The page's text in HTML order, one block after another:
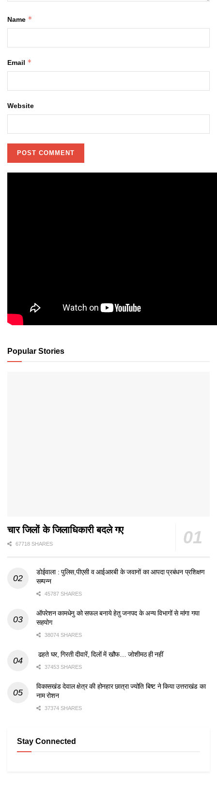
Name *
Email *
Website
Popular Stories
चार जिलों के जिलाधिकारी बदले गए
67718 SHARES
डोईवाला : पुलिस,पीएसी व आईआरबी के जवानों का आपदा प्रबंधन प्रशिक्षण
सम्पन्न
45787 SHARES
ऑपरेशन कामधेनु को सफल बनाये हेतु जनपद के अन्य विभागों से मांगा गया
सहयोग
38074 SHARES
ढहते घर, गिरती दीवारें, दिलों में खौफ… जोशीमठ ही नहीं
37453 SHARES
विकासखंड देवाल क्षेत्र की होनहार छात्रा ज्योति बिष्ट ने किया उत्तराखंड का
नाम रोशन
37374 SHARES
Stay Connected